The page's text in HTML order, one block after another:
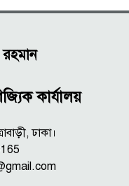
কার্যালয়
ঢাকা।